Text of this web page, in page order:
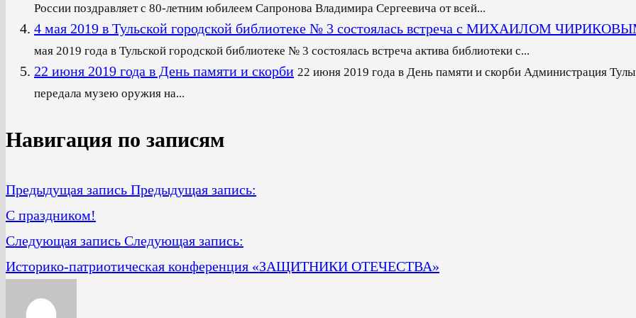
России поздравляет с 80-летним юбилеем Сапронова Владимира Сергеевича от всей...
4 мая 2019 в Тульской городской библиотеке № 3 состоялась встреча с МИХАИЛОМ
мая 2019 года в Тульской городской библиотеке № 3 состоялась встреча актива библиотеки с...
22 июня 2019 года в День памяти и скорби 22 июня 2019 года в День памяти и скорби Администрация Тулы
передала музею оружия на...
Навигация по записям
Предыдущая запись Предыдущая запись:
С праздником!
Следующая запись Следующая запись:
Историко-патриотическая конференция «ЗАЩИТНИКИ ОТЕЧЕСТВА»